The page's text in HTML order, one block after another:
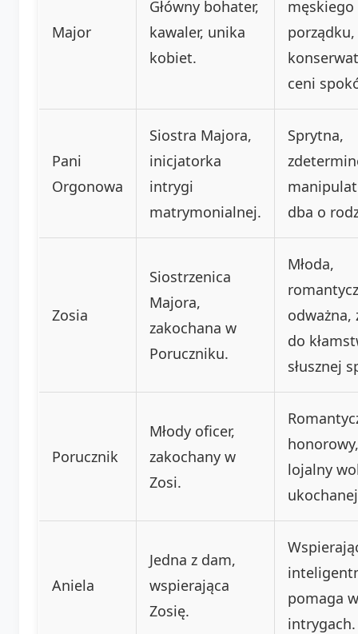
Major
Główny bohater,
kawaler, unika
kobiet.
męskiego
porządku,
ceni
Pani
Orgonowa
Siostra Majora,
inicjatorka
intrygi
matrymonialnej.
Sprytna,
dba o
Zosia
Siostrzenica
Majora,
zakochana w
Poruczniku.
Młoda,
odważna,
do
słusznej
Porucznik
Młody oficer,
zakochany w
Zosi.
honorowy,
lojalny
Aniela
Jedna z dam,
wspierająca
Zosię.
pomaga w
intrygach.